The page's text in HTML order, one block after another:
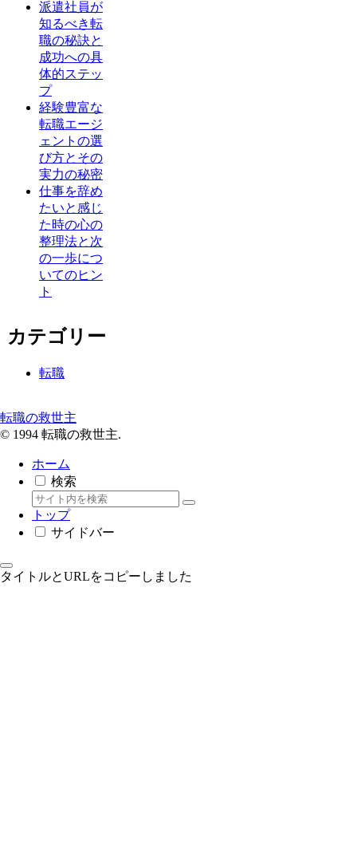
派遣社員が
知るべき転
職の秘訣と
成功への具
体的ステッ
プ
経験豊富な
転職エージ
ェントの選
び方とその
実力の秘密
仕事を辞め
たいと感じ
た時の心の
整理法と次
の一歩につ
いてのヒン
ト
カテゴリー
転職
転職の救世主
© 1994 転職の救世主.
ホーム
検索
トップ
サイドバー
タイトルとURLをコピーしました